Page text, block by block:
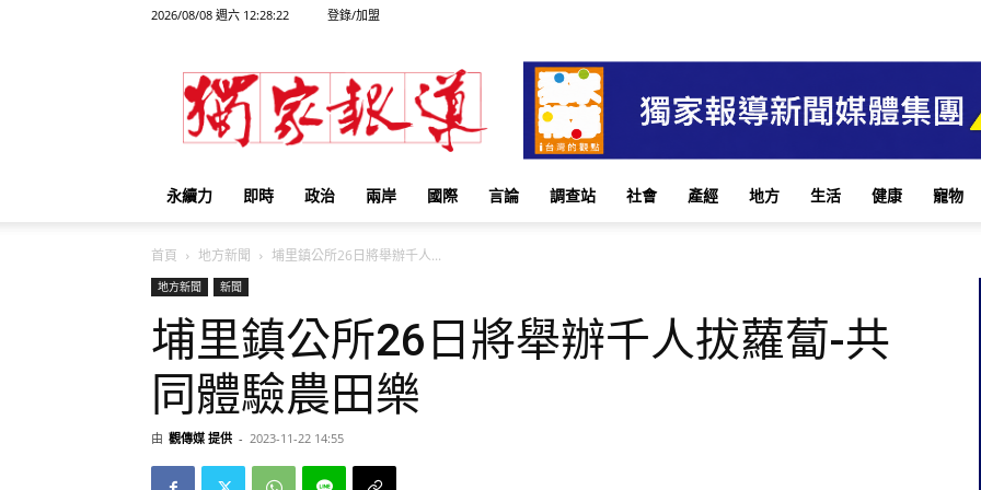
2026/08/08 週六 12:28:22 登錄/加盟
獨
家
報
永續力 即時 政治 兩岸 國際 言論 調查站 社會 產經 地方 生活 健康 寵物
首頁 地方新聞 埔里鎮公所26日將舉辦千人...
地方新聞 新聞
埔里鎮公所26日將舉辦千人拔蘿蔔-共
同體驗農田樂
由 觀傳媒 提供 - 2023-11-22 14:55